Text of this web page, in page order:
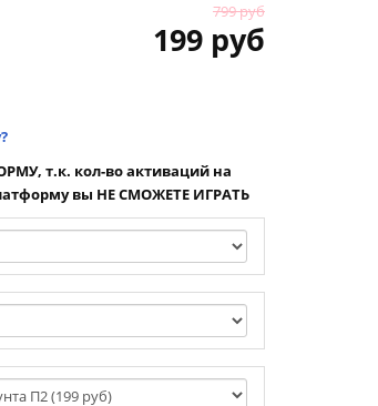
799 руб
199 руб
т.к. кол-во активаций на
вы НЕ СМОЖЕТЕ ИГРАТЬ